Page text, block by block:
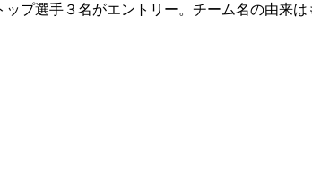
プ選手３名がエントリー。チーム名の由来